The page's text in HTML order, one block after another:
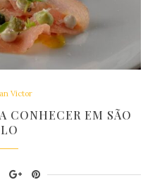
Victor
CONHECER EM SÃO